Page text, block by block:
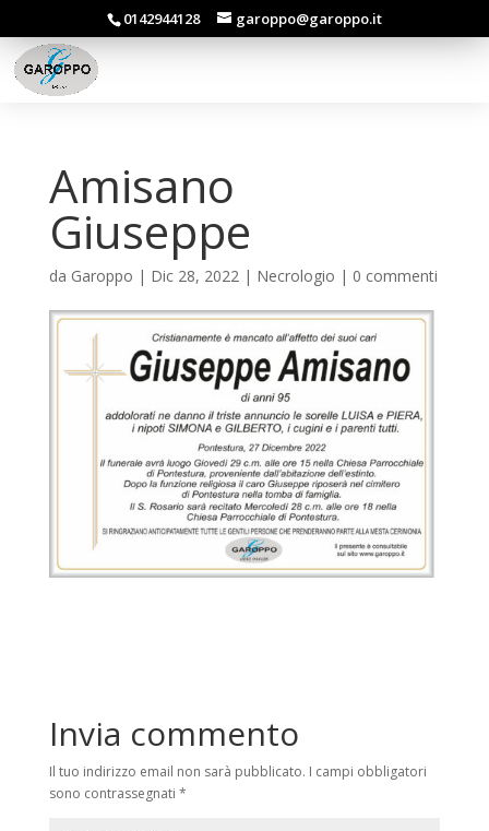
0142944128 garoppo@garoppo.it
Amisano
Giuseppe
da Garoppo | Dic 28, 2022| Necrologio | 0 commenti
Invia commento
Il tuo indirizzo email non sarà pubblicato. I campi obbligatori
sono contrassegnati *